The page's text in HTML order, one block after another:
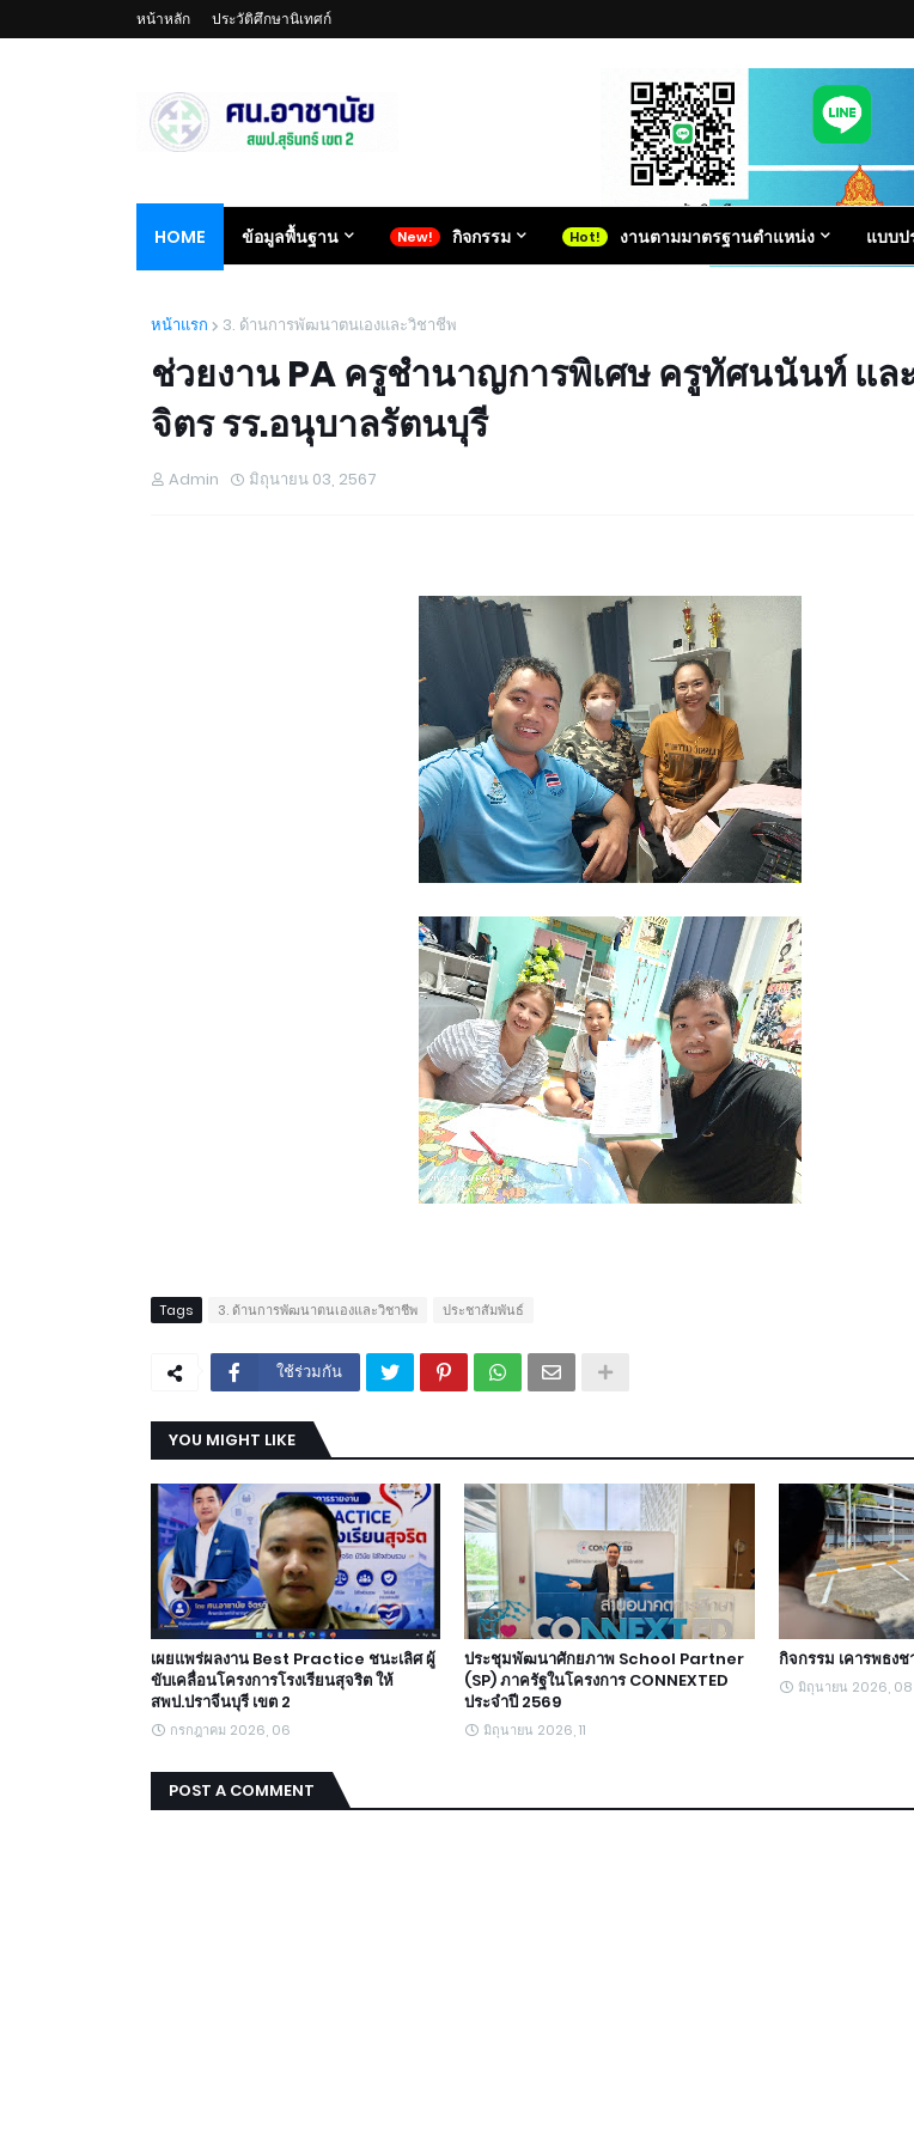
หน้าหลัก ประวัติศึกษานิเทศก์
HOME ข้อมูลพื้นฐาน กิจกรรม งานตามมาตรฐานตำแหน่ง แบบป
หน้าแรก 3. ด้านการพัฒนาตนเองและวิชาชีพ
ช่วยงาน PA ครูชำนาญการพิเศษ ครูทัศนนันท์ แล
จิตร รร.อนุบาลรัตนบุรี
Admin มิถุนายน 03, 2567
Tags 3. ด้านการพัฒนาตนเองและวิชาชีพ ประชาสัมพันธ์
ใช้ร่วมกัน
YOU MIGHT LIKE
เผยแพร่ผลงาน Best Practice ชนะเลิศ ผู้
ขับเคลื่อนโครงการโรงเรียนสุจริต ให้
สพป.ปราจีนบุรี เขต 2
กรกฎาคม 2026, 06
ประชุมพัฒนาศักยภาพ School Partner
(SP) ภาครัฐในโครงการ CONNEXTED
ประจำปี 2569
มิถุนายน 2026, 11
กิจกรรม เคารพธงช
มิถุนายน 2026, 08
POST A COMMENT